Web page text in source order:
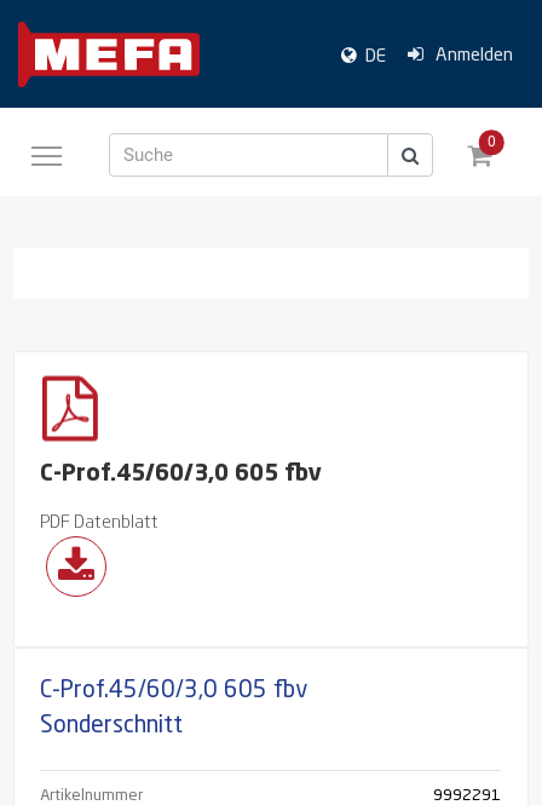
DE Anmelden
Suche
0
C-Prof.45/60/3,0 605 fbv
PDF Datenblatt
C-Prof.45/60/3,0 605 fbv
Sonderschnitt
Artikelnummer 9992291